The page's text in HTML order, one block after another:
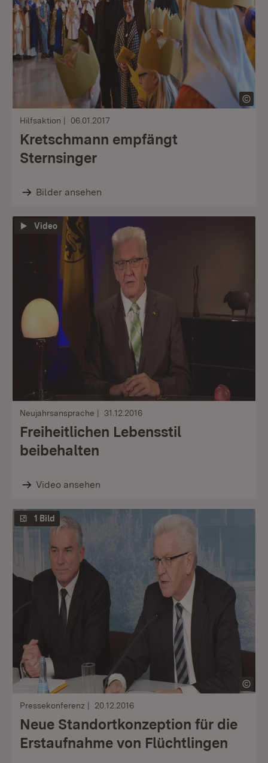
Hilfsaktion 06.01.2017
Kretschmann empfängt
Sternsinger
Bilder ansehen
Video
Neujahrsansprache 31.12.2016
Freiheitlichen Lebensstil
beibehalten
Video ansehen
1 Bild
Pressekonferenz 20.12.2016
Neue Standortkonzeption für die
Erstaufnahme von Flüchtlingen